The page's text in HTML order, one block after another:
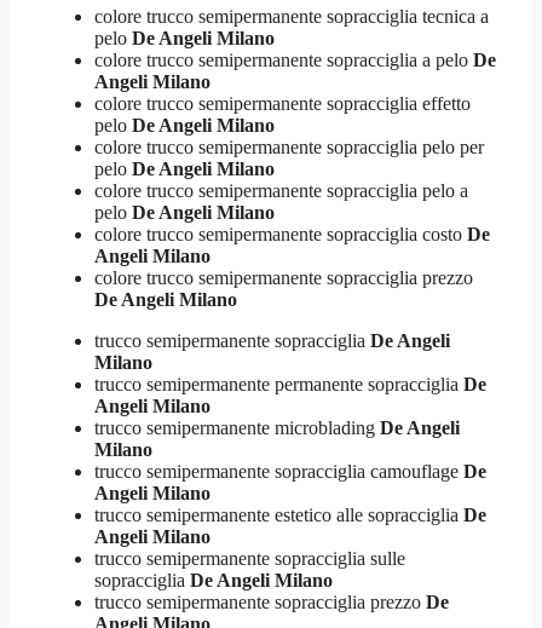
colore trucco semipermanente sopracciglia tecnica a
pelo De Angeli Milano
colore trucco semipermanente sopracciglia a pelo De
Angeli Milano
colore trucco semipermanente sopracciglia effetto
pelo De Angeli Milano
colore trucco semipermanente sopracciglia pelo per
pelo De Angeli Milano
colore trucco semipermanente sopracciglia pelo a
pelo De Angeli Milano
colore trucco semipermanente sopracciglia costo De
Angeli Milano
colore trucco semipermanente sopracciglia prezzo
De Angeli Milano
trucco semipermanente sopracciglia De Angeli
Milano
trucco semipermanente permanente sopracciglia De
Angeli Milano
trucco semipermanente microblading De Angeli
Milano
trucco semipermanente sopracciglia camouflage De
Angeli Milano
trucco semipermanente estetico alle sopracciglia De
Angeli Milano
trucco semipermanente sopracciglia sulle
sopracciglia De Angeli Milano
trucco semipermanente sopracciglia prezzo De